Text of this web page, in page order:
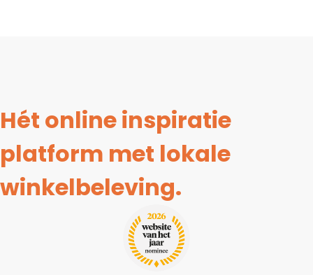
Hét online inspiratie
platform met lokale
winkelbeleving.